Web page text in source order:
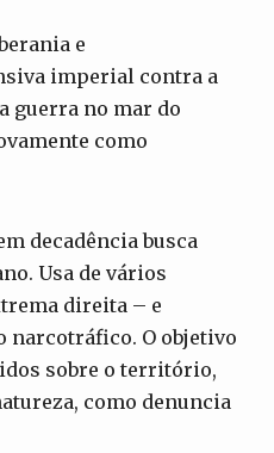
e
imperial contra a
guerra no mar do
como
decadência busca
Usa de vários
direita – e
narcotráfico. O objetivo
sobre o território,
como denuncia